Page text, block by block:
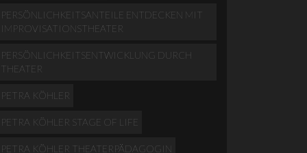
PERSÖNLICHKEITSANTEILE ENTDECKEN MIT
IMPROVISATIONSTHEATER
PERSÖNLICHKEITSENTWICKLUNG DURCH
THEATER
PETRA KÖHLER
PETRA KÖHLER STAGE OF LIFE
PETRA KÖHLER THEATERPÄDAGOGIN